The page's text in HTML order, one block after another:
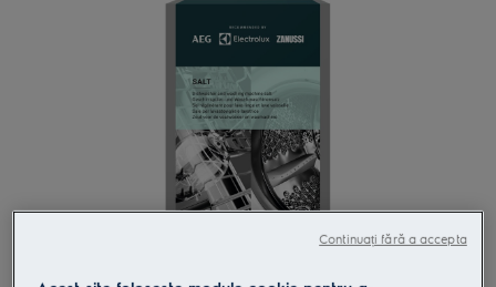
Continuați fără a accepta